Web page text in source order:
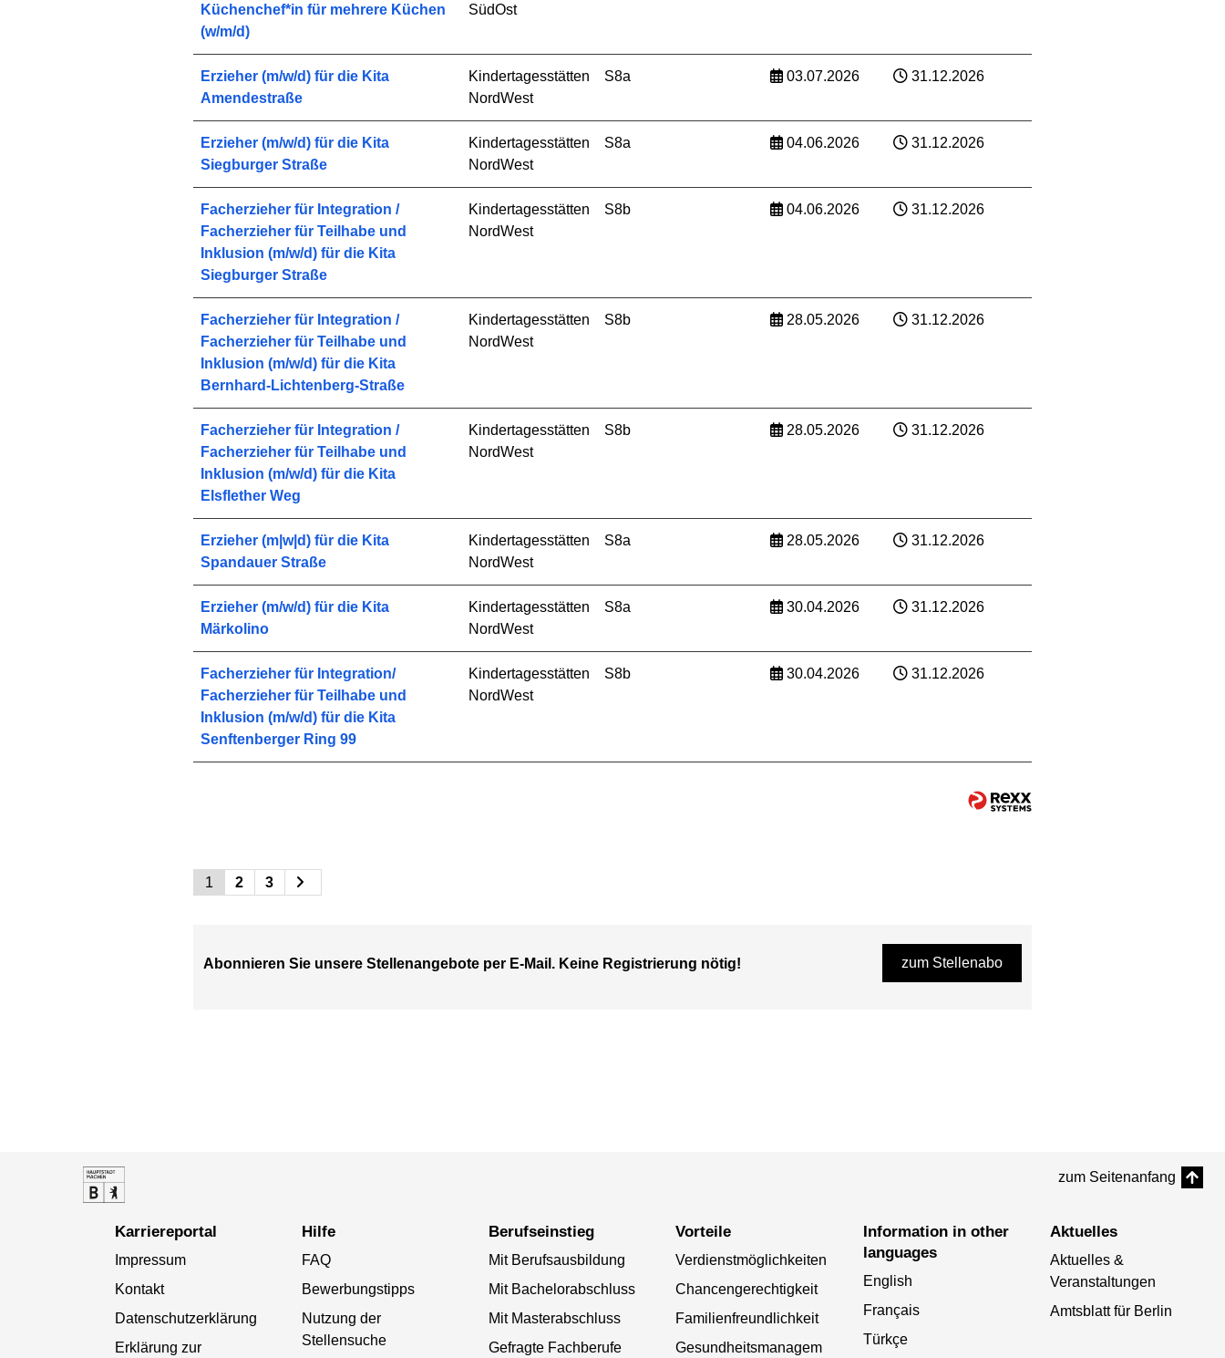
Küchenchef*in für mehrere Küchen
(w/m/d)
SüdOst
Erzieher (m/w/d) für die Kita
Amendestraße
Kindertagesstätten
NordWest
S8a 03.07.2026 31.12.2026
Erzieher (m/w/d) für die Kita
Siegburger Straße
Kindertagesstätten
NordWest
S8a 04.06.2026 31.12.2026
Facherzieher für Integration /
Facherzieher für Teilhabe und
Inklusion (m/w/d) für die Kita
Siegburger Straße
Kindertagesstätten
NordWest
S8b 04.06.2026 31.12.2026
Facherzieher für Integration /
Facherzieher für Teilhabe und
Inklusion (m/w/d) für die Kita
Bernhard-Lichtenberg-Straße
Kindertagesstätten
NordWest
S8b 28.05.2026 31.12.2026
Facherzieher für Integration /
Facherzieher für Teilhabe und
Inklusion (m/w/d) für die Kita
Elsflether Weg
Kindertagesstätten
NordWest
S8b 28.05.2026 31.12.2026
Erzieher (m|w|d) für die Kita
Spandauer Straße
Kindertagesstätten
NordWest
S8a 28.05.2026 31.12.2026
Erzieher (m/w/d) für die Kita
Märkolino
Kindertagesstätten
NordWest
S8a 30.04.2026 31.12.2026
Facherzieher für Integration/
Facherzieher für Teilhabe und
Inklusion (m/w/d) für die Kita
Senftenberger Ring 99
Kindertagesstätten
NordWest
S8b 30.04.2026 31.12.2026
1 2 3
Abonnieren Sie unsere Stellenangebote per E-Mail. Keine Registrierung nötig! zum Stellenabo
zum Seitenanfang
Karriereportal
Impressum
Kontakt
Datenschutzerklärung
Erklärung zur
Hilfe
FAQ
Bewerbungstipps
Nutzung der
Stellensuche
Berufseinstieg
Mit Berufsausbildung
Mit Bachelorabschluss
Mit Masterabschluss
Gefragte Fachberufe
Vorteile
Verdienstmöglichkeiten
Chancengerechtigkeit
Familienfreundlichkeit
Gesundheitsmanagem
Information in other
languages
English
Français
Türkçe
Aktuelles
Aktuelles &
Veranstaltungen
Amtsblatt für Berlin